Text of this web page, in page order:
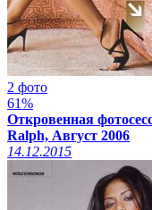
2 фото
61%
Откровенная
Ralph, Август 2006
14.12.2015